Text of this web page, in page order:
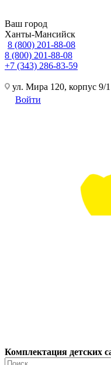
Ваш город
Ханты-Мансийск
8 (800) 201-88-08
8 (800) 201-88-08
+7 (343) 286-83-59
ул. Мира 120, корпус 9/1
Войти
Комплектация детских